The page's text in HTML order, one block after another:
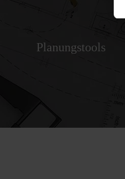
Planungstools